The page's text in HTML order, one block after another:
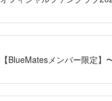
【BlueMatesメンバー限定